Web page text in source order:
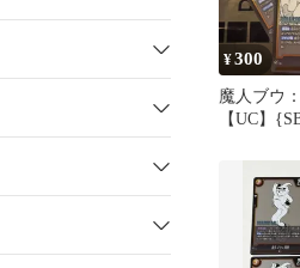
¥300
魔人ブウ
【UC】
01[SB01]